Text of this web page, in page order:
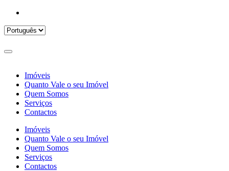
Imóveis
Quanto Vale o seu Imóvel
Quem Somos
Serviços
Contactos
Imóveis
Quanto Vale o seu Imóvel
Quem Somos
Serviços
Contactos